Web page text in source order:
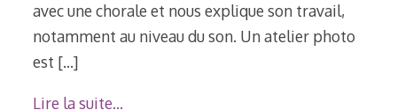
avec une chorale et nous explique son travail,
notamment au niveau du son. Un atelier photo
est […]
Lire la suite…